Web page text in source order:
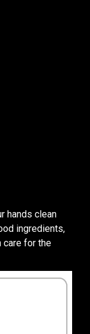
hands clean
ingredients,
care for the